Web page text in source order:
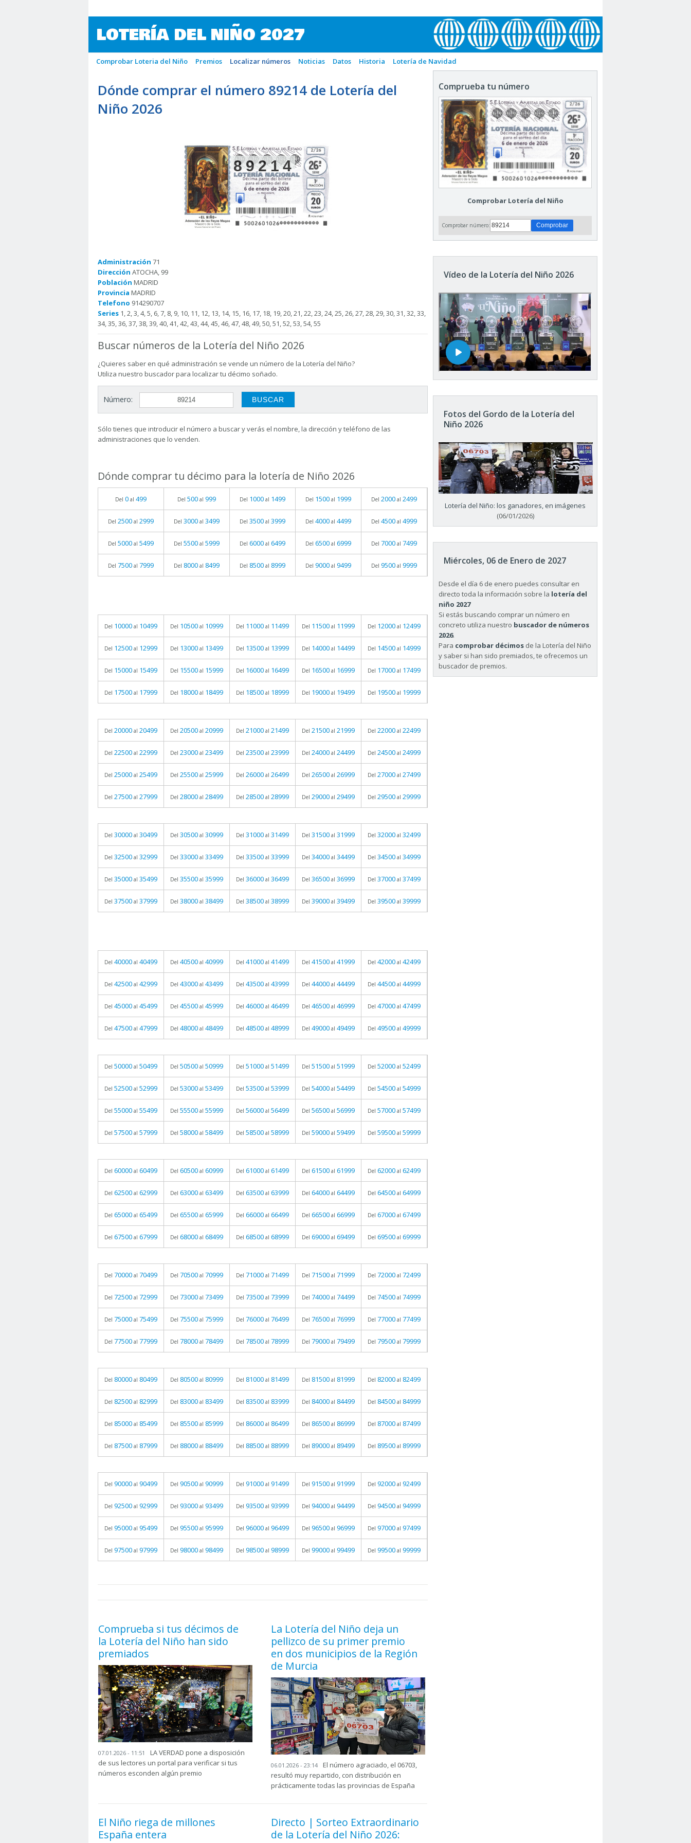
LOTERÍA DEL NIÑO 2027
Comprobar Loteria del Niño Premios Localizar números Noticias Datos Historia Lotería de Navidad
Dónde comprar el número 89214 de Lotería del
Niño 2026
89214
Administración 71
Dirección ATOCHA, 99
Población MADRID
Provincia MADRID
Telefono 914290707
Series 1, 2, 3, 4, 5, 6, 7, 8, 9, 10, 11, 12, 13, 14, 15, 16, 17, 18, 19, 20, 21, 22, 23, 24, 25, 26, 27, 28, 29, 30, 31, 32, 33,
34, 35, 36, 37, 38, 39, 40, 41, 42, 43, 44, 45, 46, 47, 48, 49, 50, 51, 52, 53, 54, 55
Buscar números de la Lotería del Niño 2026
¿Quieres saber en qué administración se vende un número de la Lotería del Niño?
Utiliza nuestro buscador para localizar tu décimo soñado.
Número:
Sólo tienes que introducir el número a buscar y verás el nombre, la dirección y teléfono de las
administraciones que lo venden.
Dónde comprar tu décimo para la lotería de Niño 2026
Del 0 al 499 Del 500 al 999 Del 1000 al 1499 Del 1500 al 1999 Del 2000 al 2499
Del 2500 al 2999 Del 3000 al 3499 Del 3500 al 3999 Del 4000 al 4499 Del 4500 al 4999
Del 5000 al 5499 Del 5500 al 5999 Del 6000 al 6499 Del 6500 al 6999 Del 7000 al 7499
Del 7500 al 7999 Del 8000 al 8499 Del 8500 al 8999 Del 9000 al 9499 Del 9500 al 9999
Del 10000 al 10499 Del 10500 al 10999 Del 11000 al 11499 Del 11500 al 11999 Del 12000 al 12499
Del 12500 al 12999 Del 13000 al 13499 Del 13500 al 13999 Del 14000 al 14499 Del 14500 al 14999
Del 15000 al 15499 Del 15500 al 15999 Del 16000 al 16499 Del 16500 al 16999 Del 17000 al 17499
Del 17500 al 17999 Del 18000 al 18499 Del 18500 al 18999 Del 19000 al 19499 Del 19500 al 19999
Del 20000 al 20499 Del 20500 al 20999 Del 21000 al 21499 Del 21500 al 21999 Del 22000 al 22499
Del 22500 al 22999 Del 23000 al 23499 Del 23500 al 23999 Del 24000 al 24499 Del 24500 al 24999
Del 25000 al 25499 Del 25500 al 25999 Del 26000 al 26499 Del 26500 al 26999 Del 27000 al 27499
Del 27500 al 27999 Del 28000 al 28499 Del 28500 al 28999 Del 29000 al 29499 Del 29500 al 29999
Del 30000 al 30499 Del 30500 al 30999 Del 31000 al 31499 Del 31500 al 31999 Del 32000 al 32499
Del 32500 al 32999 Del 33000 al 33499 Del 33500 al 33999 Del 34000 al 34499 Del 34500 al 34999
Del 35000 al 35499 Del 35500 al 35999 Del 36000 al 36499 Del 36500 al 36999 Del 37000 al 37499
Del 37500 al 37999 Del 38000 al 38499 Del 38500 al 38999 Del 39000 al 39499 Del 39500 al 39999
Del 40000 al 40499 Del 40500 al 40999 Del 41000 al 41499 Del 41500 al 41999 Del 42000 al 42499
Del 42500 al 42999 Del 43000 al 43499 Del 43500 al 43999 Del 44000 al 44499 Del 44500 al 44999
Del 45000 al 45499 Del 45500 al 45999 Del 46000 al 46499 Del 46500 al 46999 Del 47000 al 47499
Del 47500 al 47999 Del 48000 al 48499 Del 48500 al 48999 Del 49000 al 49499 Del 49500 al 49999
Del 50000 al 50499 Del 50500 al 50999 Del 51000 al 51499 Del 51500 al 51999 Del 52000 al 52499
Del 52500 al 52999 Del 53000 al 53499 Del 53500 al 53999 Del 54000 al 54499 Del 54500 al 54999
Del 55000 al 55499 Del 55500 al 55999 Del 56000 al 56499 Del 56500 al 56999 Del 57000 al 57499
Del 57500 al 57999 Del 58000 al 58499 Del 58500 al 58999 Del 59000 al 59499 Del 59500 al 59999
Del 60000 al 60499 Del 60500 al 60999 Del 61000 al 61499 Del 61500 al 61999 Del 62000 al 62499
Del 62500 al 62999 Del 63000 al 63499 Del 63500 al 63999 Del 64000 al 64499 Del 64500 al 64999
Del 65000 al 65499 Del 65500 al 65999 Del 66000 al 66499 Del 66500 al 66999 Del 67000 al 67499
Del 67500 al 67999 Del 68000 al 68499 Del 68500 al 68999 Del 69000 al 69499 Del 69500 al 69999
Del 70000 al 70499 Del 70500 al 70999 Del 71000 al 71499 Del 71500 al 71999 Del 72000 al 72499
Del 72500 al 72999 Del 73000 al 73499 Del 73500 al 73999 Del 74000 al 74499 Del 74500 al 74999
Del 75000 al 75499 Del 75500 al 75999 Del 76000 al 76499 Del 76500 al 76999 Del 77000 al 77499
Del 77500 al 77999 Del 78000 al 78499 Del 78500 al 78999 Del 79000 al 79499 Del 79500 al 79999
Del 80000 al 80499 Del 80500 al 80999 Del 81000 al 81499 Del 81500 al 81999 Del 82000 al 82499
Del 82500 al 82999 Del 83000 al 83499 Del 83500 al 83999 Del 84000 al 84499 Del 84500 al 84999
Del 85000 al 85499 Del 85500 al 85999 Del 86000 al 86499 Del 86500 al 86999 Del 87000 al 87499
Del 87500 al 87999 Del 88000 al 88499 Del 88500 al 88999 Del 89000 al 89499 Del 89500 al 89999
Del 90000 al 90499 Del 90500 al 90999 Del 91000 al 91499 Del 91500 al 91999 Del 92000 al 92499
Del 92500 al 92999 Del 93000 al 93499 Del 93500 al 93999 Del 94000 al 94499 Del 94500 al 94999
Del 95000 al 95499 Del 95500 al 95999 Del 96000 al 96499 Del 96500 al 96999 Del 97000 al 97499
Del 97500 al 97999 Del 98000 al 98499 Del 98500 al 98999 Del 99000 al 99499 Del 99500 al 99999
Comprueba si tus décimos de
la Lotería del Niño han sido
premiados
07.01.2026 - 11:51
LA VERDAD pone a disposición
de sus lectores un portal para verificar si tus
números esconden algún premio
La Lotería del Niño deja un
pellizco de su primer premio
en dos municipios de la Región
de Murcia
06.01.2026 - 23:14
El número agraciado, el 06703,
resultó muy repartido, con distribución en
prácticamente todas las provincias de España
El Niño riega de millones
España entera
Directo | Sorteo Extraordinario
de la Lotería del Niño 2026:
Comprueba tu número
Comprobar Lotería del Niño
Comprobar número:
Vídeo de la Lotería del Niño 2026
Fotos del Gordo de la Lotería del
Niño 2026
Lotería del Niño: los ganadores, en imágenes
(06/01/2026)
Miércoles, 06 de Enero de 2027
Desde el día 6 de enero puedes consultar en
directo toda la información sobre la lotería del
niño 2027
Si estás buscando comprar un número en
concreto utiliza nuestro buscador de números
2026.
Para comprobar décimos de la Lotería del Niño
y saber si han sido premiados, te ofrecemos un
buscador de premios.